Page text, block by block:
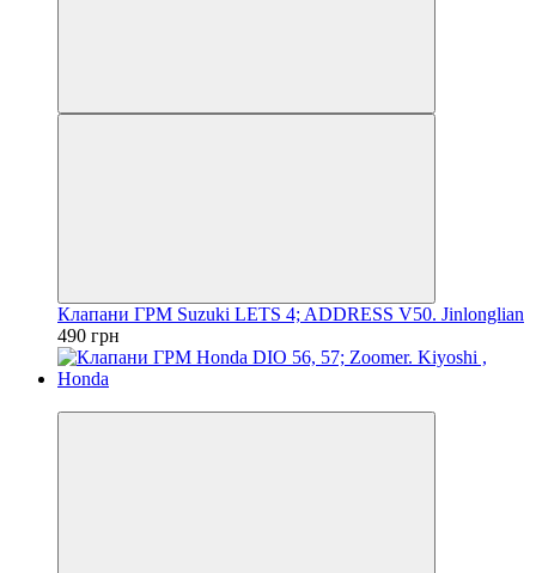
Клапани ГРМ Suzuki LETS 4; ADDRESS V50. Jinlonglian
490 грн